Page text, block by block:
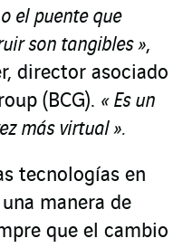
el puente que
son tangibles»,
director asociado
(BCG). « Es un
más virtual».
tecnologías en
manera de
que el cambio